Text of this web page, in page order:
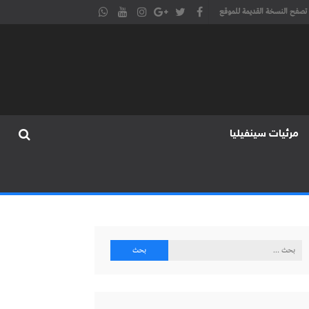
تصفح النسخة القديمة للموقع
مرئيات سينفيليا
البحث